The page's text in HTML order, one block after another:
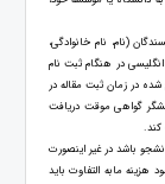
(نام، نام خانوادگی،
در هنگام ثبت نام
شده در زمان ثبت مقاله در
گواهی موقت دریافت
باشد در غیر اینصورت
مابه التفاوت باید